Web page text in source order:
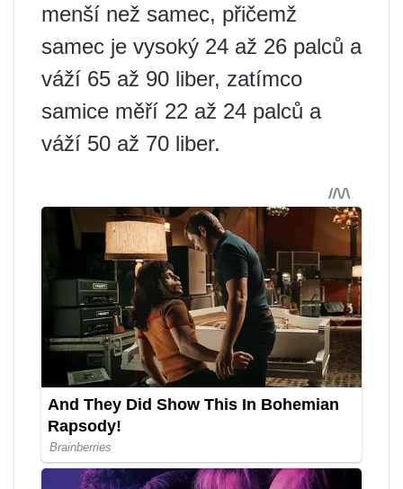
menší než samec, přičemž
samec je vysoký 24 až 26 palců a
váží 65 až 90 liber, zatímco
samice měří 22 až 24 palců a
váží 50 až 70 liber.